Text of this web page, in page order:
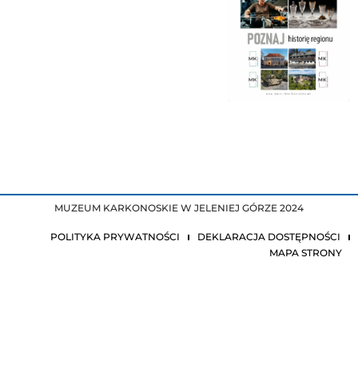
MUZEUM KARKONOSKIE W JELENIEJ GÓRZE 2024
POLITYKA PRYWATNOŚCI
DEKLARACJA DOSTĘPNOŚCI
MAPA STRONY